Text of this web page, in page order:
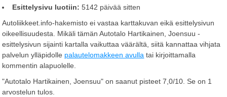
Esittelysivu luotiin: 5142 päivää sitten
Autoliikkeet.info-hakemisto ei vastaa karttakuvan eikä esittelysivun
oikeellisuudesta. Mikäli tämän Autotalo Hartikainen, Joensuu -
esittelysivun sijainti kartalla vaikuttaa väärältä, siitä kannattaa vihjata
palvelun ylläpidolle palautelomakkeen avulla tai kirjoittamalla
kommentin alapuolelle.
"Autotalo Hartikainen, Joensuu" on saanut pisteet7,0/10. Se on 1
arvostelun tulos.